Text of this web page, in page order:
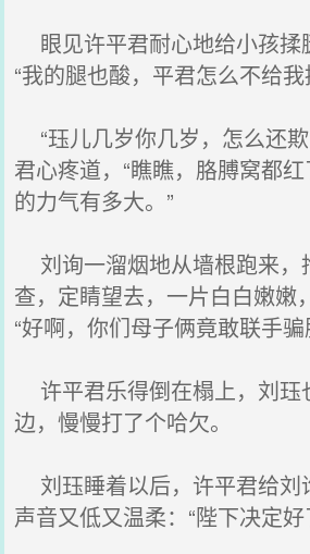
眼见许平君耐心地给小孩揉
“我的腿也酸，平君怎么不给我
“珏儿几岁你几岁，怎么还
君心疼道，“瞧瞧，胳膊窝都
的力气有多大。”
刘询一溜烟地从墙根跑来，
查，定睛望去，一片白白嫩嫩
“好啊，你们母子俩竟敢联手骗
许平君乐得倒在榻上，刘珏
边，慢慢打了个哈欠。
刘珏睡着以后，许平君给刘
声音又低又温柔：“陛下决定好